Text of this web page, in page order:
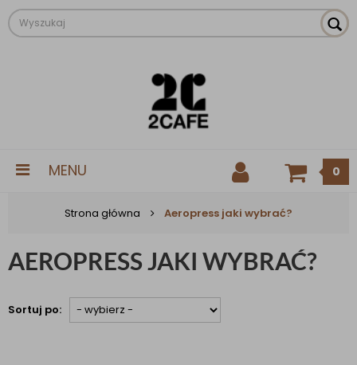
MENU 0
Strona główna Aeropress jaki wybrać?
AEROPRESS JAKI WYBRAĆ?
Sortuj po: